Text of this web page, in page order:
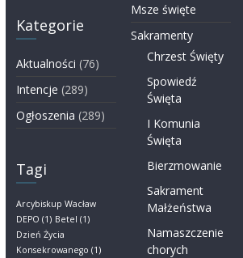
Kategorie
Aktualności (76)
Intencje (289)
Ogłoszenia (289)
Tagi
Arcybiskup Wacław
DEPO (1) Betel (1)
Dzień Życia
Konsekrowanego (1)
Msze święte
Sakramenty
Chrzest Święty
Spowiedź
Święta
I Komunia
Święta
Bierzmowanie
Sakrament
Małżeństwa
Namaszczenie
chorych